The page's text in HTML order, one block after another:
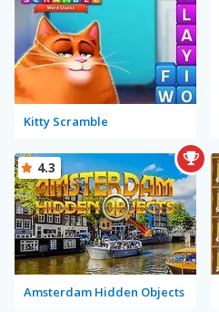
Kitty Scramble
Amsterdam Hidden Objects
4.3